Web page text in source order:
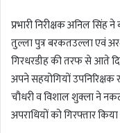
a
i
l
प्रभारी निरीक्षक अनिल सिंह
तुल्ला पुत्र बरकतउल्ला एवं
गिरधरडीह की तरफ से आते
अपने सहयोगियों उपनिरिक्षक
चौधरी व विशाल शुक्ला ने
अपराधियों को गिरफ्तार किया